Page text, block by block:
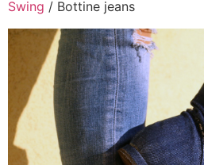
Swing / Bottine jeans